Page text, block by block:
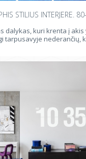
STILIUS INTERJERE.
dalykas, kuri krenta į akis
tarpusavyje nederančių,